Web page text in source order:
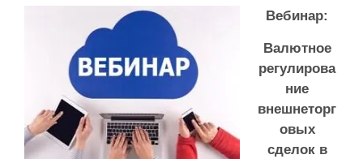
Вебинар:
Валютное
регулирова
ние
внешнеторг
овых
сделок в